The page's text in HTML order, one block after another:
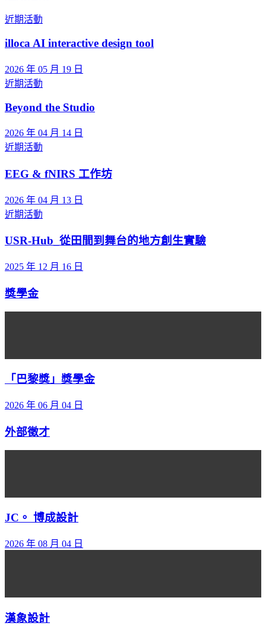
近期活動
illoca AI interactive design tool
2026 年 05 月 19 日
近期活動
Beyond the Studio
2026 年 04 月 14 日
近期活動
EEG & fNIRS 工作坊
2026 年 04 月 13 日
近期活動
USR-Hub_從田間到舞台的地方創生實驗
2025 年 12 月 16 日
獎學金
「巴黎獎」獎學金
2026 年 06 月 04 日
外部徵才
JC。 博成設計
2026 年 08 月 04 日
漢象設計